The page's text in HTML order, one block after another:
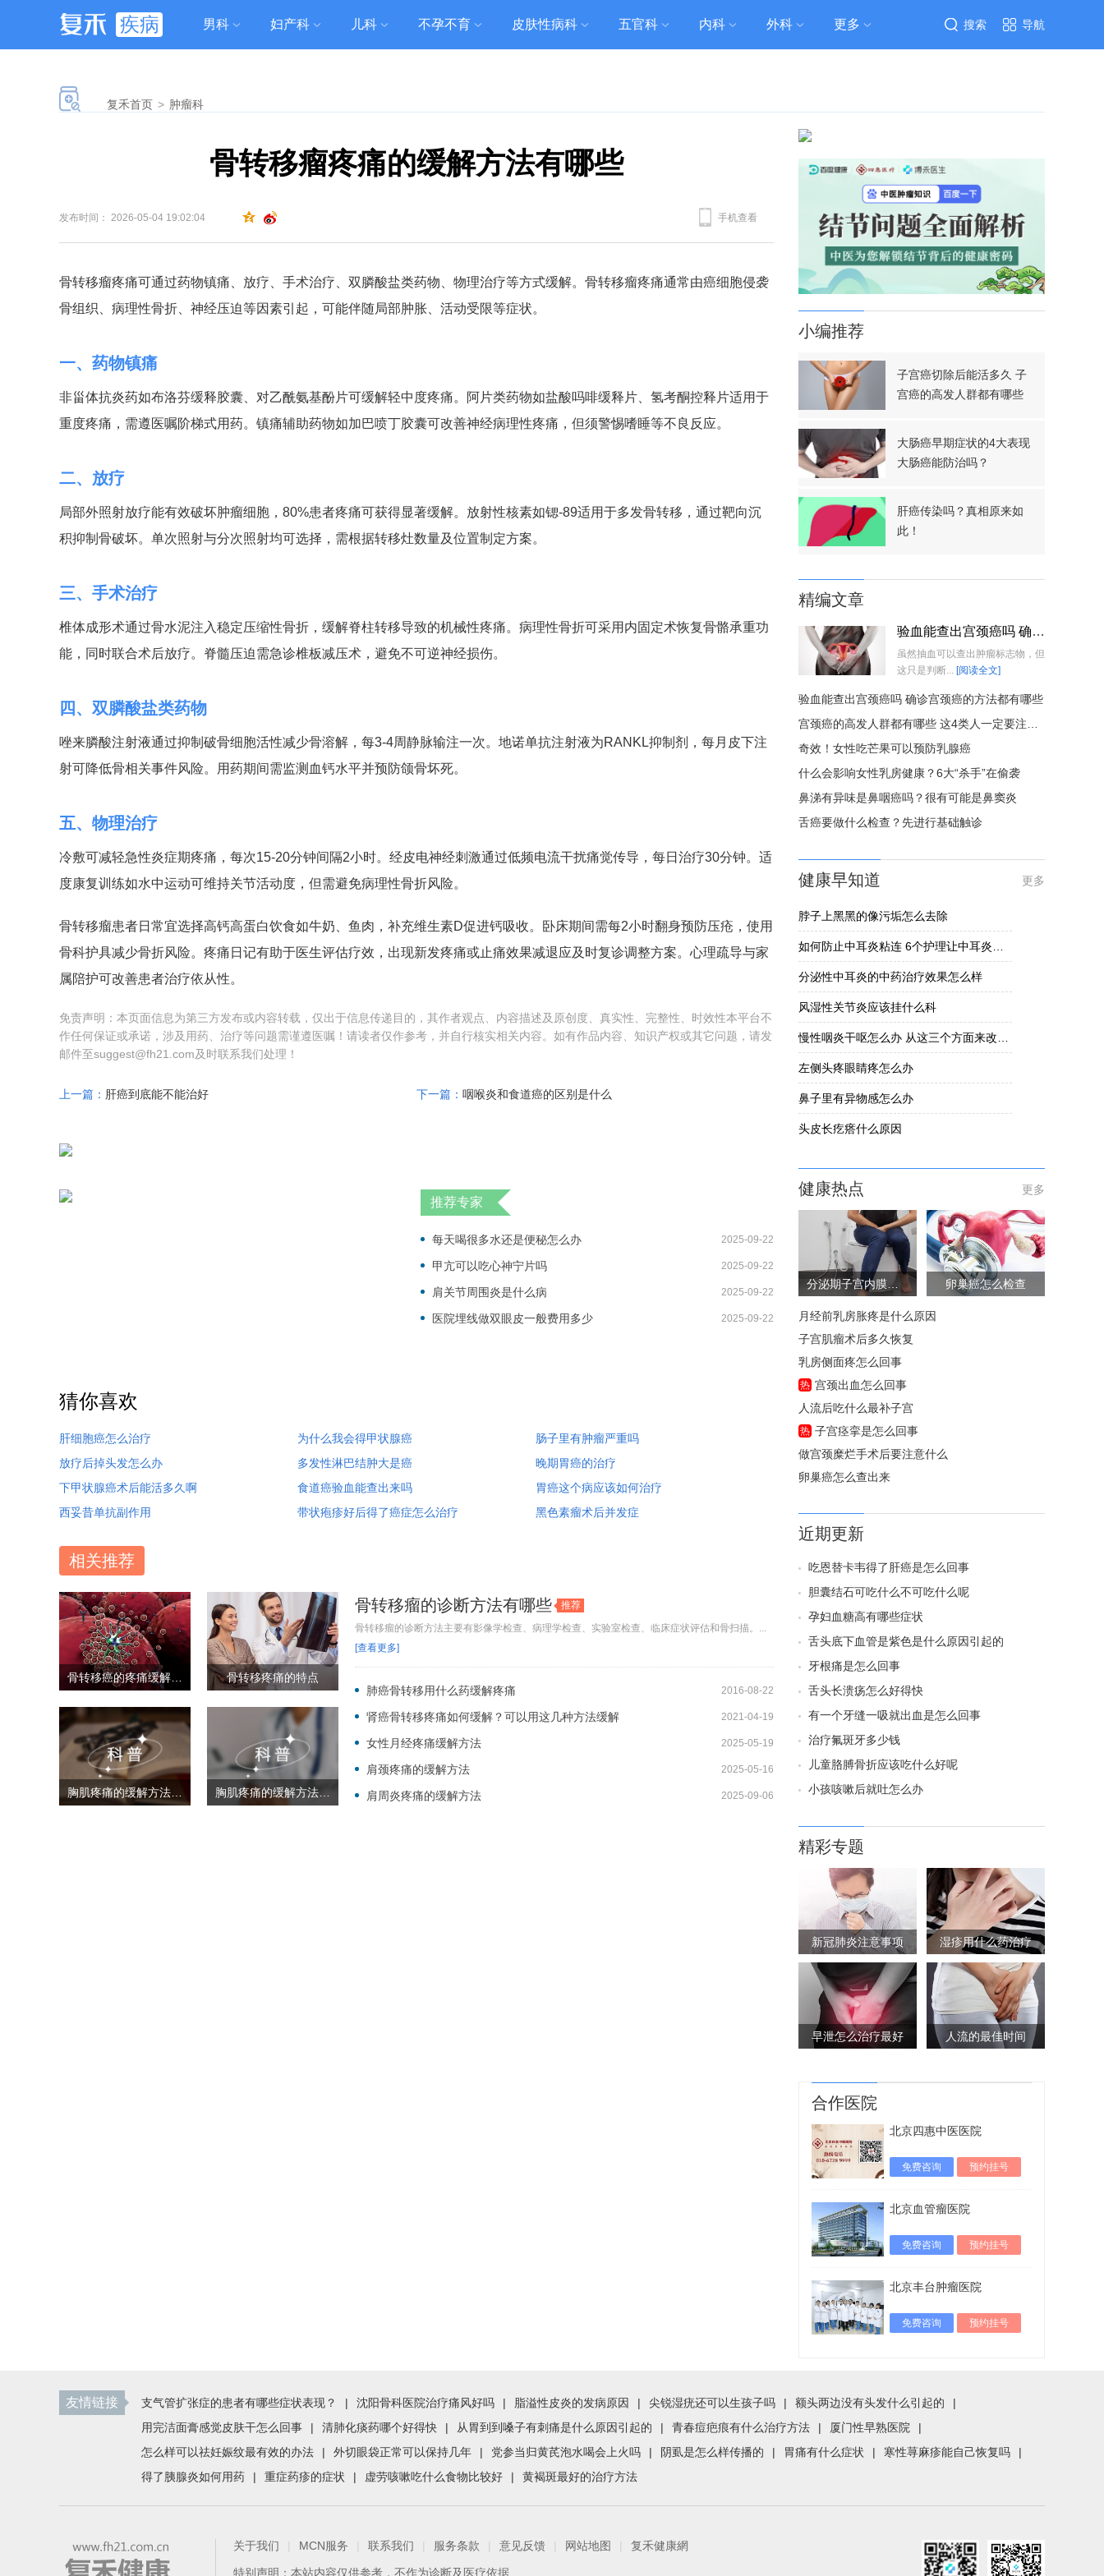
疾病 男科 妇产科 儿科 不孕不育 皮肤性病科 五官科 内科 外科 更多 导航
搜索
复禾首页 > 肿瘤科
骨转移瘤疼痛的缓解方法有哪些
发布时间： 2026-05-04 19:02:04 手机查看
骨转移瘤疼痛可通过药物镇痛、放疗、手术治疗、双膦酸盐类药物、物理治疗等方式缓解。骨转移瘤疼痛通常由癌细胞侵袭
骨组织、病理性骨折、神经压迫等因素引起，可能伴随局部肿胀、活动受限等症状。
一、药物镇痛
非甾体抗炎药如布洛芬缓释胶囊、对乙酰氨基酚片可缓解轻中度疼痛。阿片类药物如盐酸吗啡缓释片、氢考酮控释片适用于
重度疼痛，需遵医嘱阶梯式用药。镇痛辅助药物如加巴喷丁胶囊可改善神经病理性疼痛，但须警惕嗜睡等不良反应。
二、放疗
局部外照射放疗能有效破坏肿瘤细胞，80%患者疼痛可获得显著缓解。放射性核素如锶-89适用于多发骨转移，通过靶向沉
积抑制骨破坏。单次照射与分次照射均可选择，需根据转移灶数量及位置制定方案。
三、手术治疗
椎体成形术通过骨水泥注入稳定压缩性骨折，缓解脊柱转移导致的机械性疼痛。病理性骨折可采用内固定术恢复骨骼承重功
能，同时联合术后放疗。脊髓压迫需急诊椎板减压术，避免不可逆神经损伤。
四、双膦酸盐类药物
唑来膦酸注射液通过抑制破骨细胞活性减少骨溶解，每3-4周静脉输注一次。地诺单抗注射液为RANKL抑制剂，每月皮下注
射可降低骨相关事件风险。用药期间需监测血钙水平并预防颌骨坏死。
五、物理治疗
冷敷可减轻急性炎症期疼痛，每次15-20分钟间隔2小时。经皮电神经刺激通过低频电流干扰痛觉传导，每日治疗30分钟。适
度康复训练如水中运动可维持关节活动度，但需避免病理性骨折风险。
骨转移瘤患者日常宜选择高钙高蛋白饮食如牛奶、鱼肉，补充维生素D促进钙吸收。卧床期间需每2小时翻身预防压疮，使用
骨科护具减少骨折风险。疼痛日记有助于医生评估疗效，出现新发疼痛或止痛效果减退应及时复诊调整方案。心理疏导与家
属陪护可改善患者治疗依从性。
免责声明：本页面信息为第三方发布或内容转载，仅出于信息传递目的，其作者观点、内容描述及原创度、真实性、完整性、时效性本平台不
作任何保证或承诺，涉及用药、治疗等问题需谨遵医嘱！请读者仅作参考，并自行核实相关内容。如有作品内容、知识产权或其它问题，请发
邮件至suggest@fh21.com及时联系我们处理！
上一篇： 肝癌到底能不能治好 下一篇： 咽喉炎和食道癌的区别是什么
推荐专家
每天喝很多水还是便秘怎么办 2025-09-22
甲亢可以吃心神宁片吗 2025-09-22
肩关节周围炎是什么病 2025-09-22
医院埋线做双眼皮一般费用多少 2025-09-22
猜你喜欢
肝细胞癌怎么治疗 为什么我会得甲状腺癌
肠子里有肿瘤严重吗
放疗后掉头发怎么办
多发性淋巴结肿大是癌
晚期胃癌的治疗
下甲状腺癌术后能活多久啊
食道癌验血能查出来吗
胃癌这个病应该如何治疗
西妥昔单抗副作用
带状疱疹好后得了癌症怎么治疗 黑色素瘤术后并发症
相关推荐
骨转移疼痛的特点
骨转移瘤的诊断方法有哪些
推荐
骨转移瘤的诊断方法主要有影像学检查、病理学检查、实验室检查、临床症状评估和骨扫描。...
[查看更多]
肺癌骨转移用什么药缓解疼痛 2016-08-22
肾癌骨转移疼痛如何缓解？可以用这几种方法缓解 2021-04-19
女性月经疼痛缓解方法 2025-05-19
肩颈疼痛的缓解方法 2025-05-16
肩周炎疼痛的缓解方法 2025-09-06
小编推荐
子宫癌切除后能活多久 子
宫癌的高发人群都有哪些
大肠癌早期症状的4大表现
大肠癌能防治吗？
肝癌传染吗？真相原来如
此！
精编文章
验血能查出宫颈癌吗 确诊宫颈癌的方法都有哪些
虽然抽血可以查出肿瘤标志物，但
这只是判断... [阅读全文]
验血能查出宫颈癌吗 确诊宫颈癌的方法都有哪些
宫颈癌的高发人群都有哪些 这4类人一定要注意了
奇效！女性吃芒果可以预防乳腺癌
什么会影响女性乳房健康？6大“杀手”在偷袭
鼻涕有异味是鼻咽癌吗？很有可能是鼻窦炎
舌癌要做什么检查？先进行基础触诊
健康早知道 更多
脖子上黑黑的像污垢怎么去除
如何防止中耳炎粘连 6个护理让中耳炎黏连不发生
分泌性中耳炎的中药治疗效果怎么样
风湿性关节炎应该挂什么科
慢性咽炎干呕怎么办 从这三个方面来改善慢性咽炎干呕
左侧头疼眼睛疼怎么办
鼻子里有异物感怎么办
头皮长疙瘩什么原因
健康热点 更多
分泌期子宫内膜厚度多少是正常的 卵巢癌怎么检查
月经前乳房胀疼是什么原因
子宫肌瘤术后多久恢复
乳房侧面疼怎么回事
热 宫颈出血怎么回事
人流后吃什么最补子宫
热 子宫痉挛是怎么回事
做宫颈糜烂手术后要注意什么
卵巢癌怎么查出来
近期更新
吃恩替卡韦得了肝癌是怎么回事
胆囊结石可吃什么不可吃什么呢
孕妇血糖高有哪些症状
舌头底下血管是紫色是什么原因引起的
牙根痛是怎么回事
舌头长溃疡怎么好得快
有一个牙缝一吸就出血是怎么回事
治疗氟斑牙多少钱
儿童胳膊骨折应该吃什么好呢
小孩咳嗽后就吐怎么办
精彩专题
新冠肺炎注意事项 湿疹用什么药治疗
早泄怎么治疗最好 人流的最佳时间
合作医院
北京四惠中医医院
免费咨询 预约挂号
北京血管瘤医院
免费咨询 预约挂号
北京丰台肿瘤医院
免费咨询 预约挂号
友情链接 支气管扩张症的患者有哪些症状表现？ | 沈阳骨科医院治疗痛风好吗 | 脂溢性皮炎的发病原因 | 尖锐湿疣还可以生孩子吗 | 额头两边没有头发什么引起的
|
用完洁面膏感觉皮肤干怎么回事
| 清肺化痰药哪个好得快 | 从胃到到嗓子有刺痛是什么原因引起的 | 青春痘疤痕有什么治疗方法 | 厦门性早熟医院
|
怎么样可以祛妊娠纹最有效的办法
| 外切眼袋正常可以保持几年 | 党参当归黄芪泡水喝会上火吗 | 阴虱是怎么样传播的 | 胃痛有什么症状 | 寒性荨麻疹能自己恢复吗
|
得了胰腺炎如何用药
| 重症药疹的症状 | 虚劳咳嗽吃什么食物比较好 | 黄褐斑最好的治疗方法
关于我们 MCN服务 联系我们 服务条款 意见反馈 网站地图 复禾健康網
特别声明：本站内容仅供参考，不作为诊断及医疗依据